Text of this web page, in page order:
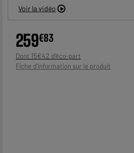
Voir la vidéo
259€83
Dont 15€42
Fiche d'information sur le produit